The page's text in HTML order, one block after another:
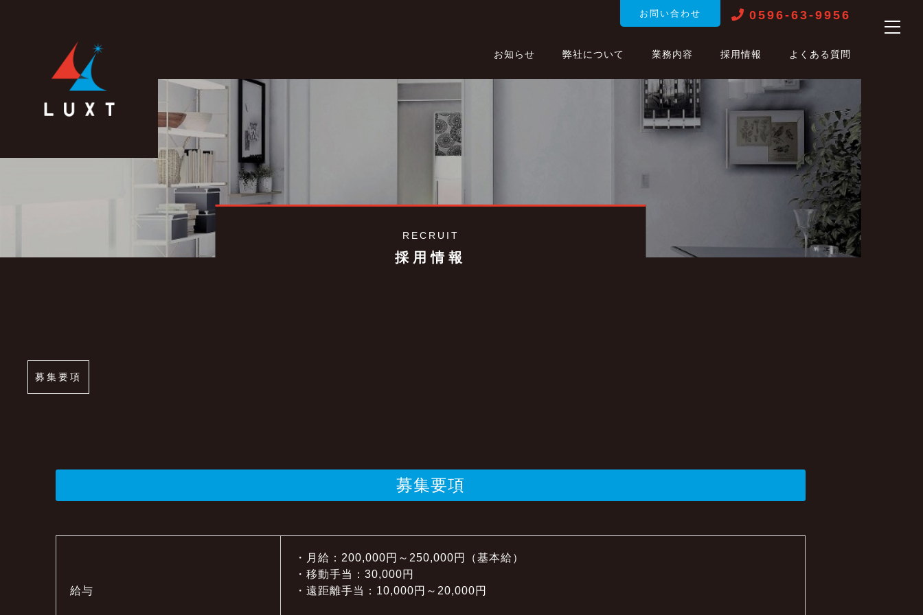
お問い合わせ 0596-63-9956
お知らせ 弊社について 業務内容 採用情報 よくある質問
RECRUIT
採用情報
募集要項
募集要項
給与
・月給：200,000円～250,000円（基本給）
・移動手当：30,000円
・遠距離手当：10,000円～20,000円